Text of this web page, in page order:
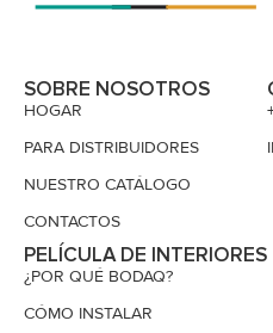
SOBRE NOSOTROS
HOGAR
PARA DISTRIBUIDORES
NUESTRO CATÁLOGO
CONTACTOS
PELÍCULA DE INTERIORES
¿POR QUÉ BODAQ?
CÓMO INSTALAR